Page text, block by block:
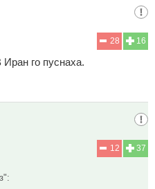
16
28
го пуснаха.
37
12